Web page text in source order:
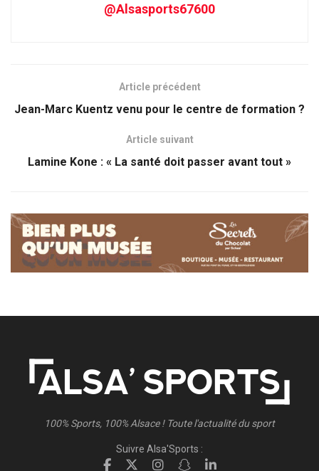
@Alsasports67600
Article précédent
Jean-Marc Kuentz venu pour le centre de formation ?
Article suivant
Lamine Kone : « La santé doit passer avant tout »
100% Sports, 100% Alsace ! Toute l'actualité du sport
Suivre Alsa'Sports :